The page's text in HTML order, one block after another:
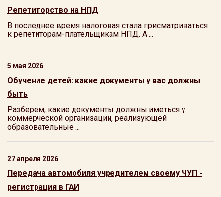
Репетиторство на НПД
В последнее время налоговая стала присматриваться
к репетиторам-плательщикам НПД. А ...
5 мая 2026
Обучение детей: какие документы у вас должны
быть
Разберем, какие документы должны иметься у
коммерческой организации, реализующей
образовательные ...
27 апреля 2026
Передача автомобиля учредителем своему ЧУП -
регистрация в ГАИ